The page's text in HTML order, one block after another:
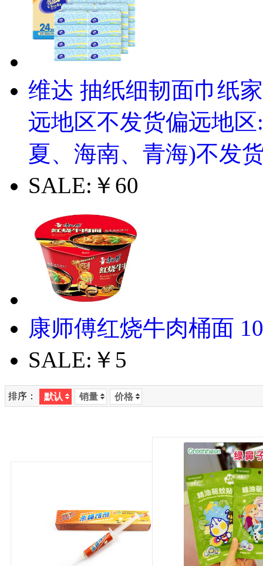
维达 抽纸细韧面巾纸
远地区不发货偏远地
夏、海南、青海)不发
SALE:￥60
康师傅红烧牛肉桶面
SALE:￥5